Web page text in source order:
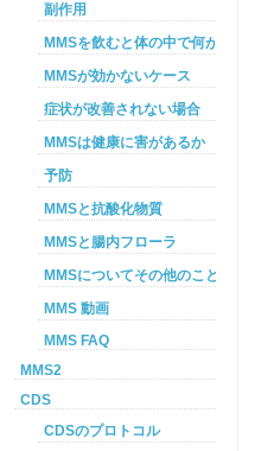
副作用
MMSを飲むと体の中で何が起こ
MMSが効かないケース
症状が改善されない場合
MMSは健康に害があるか
予防
MMSと抗酸化物質
MMSと腸内フローラ
MMSについてその他のこと
MMS 動画
MMS FAQ
MMS2
CDS
CDSのプロトコル